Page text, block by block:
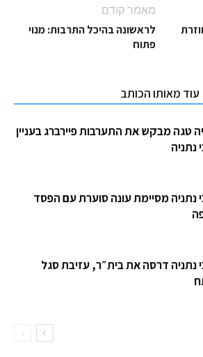
מאמר קודם
לראשונה בהיכל התרבות: מנוי
פתוח
עוד מאותו הכותב
טגה מבקש את התערבות פיירברג בעניין
נתניה
נתניה מסיימת עונה סוערת עם הפסד
נתניה דרסה את בית״ר, עזיבת סגל